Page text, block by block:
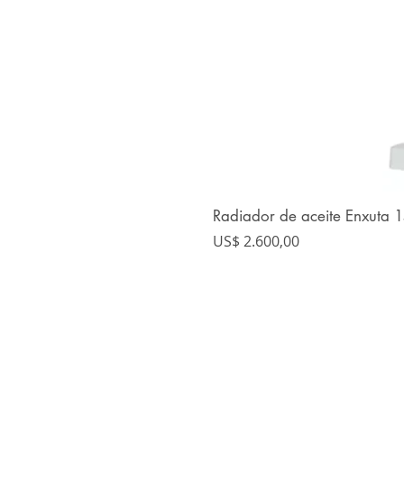
Radiador de aceite Enxuta
Precio
US$ 2.600,00